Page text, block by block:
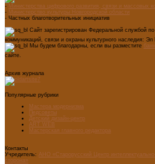
- Министерства цифрового развития, связи и массовых
- Министерство культуры Новгородской области
- Частных благотворительных инициатив
Сайт зарегистрирован Федеральной службой
коммуникаций, связи и охраны культурного наследия:
Мы будем благодарны, если вы разместите
сайте.
Архив журнала
Популярные рубрики
Мастера модернизма
Педсоветы
Детский дизайн-центр
ART WEB
Мастерская главного редактора
Контакты
Учредитель: АНО «Старорусский Центр
сторона»